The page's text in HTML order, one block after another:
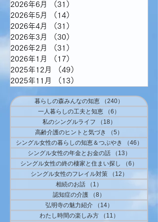
2026年6月
（31）
2026年5月
（14）
2026年4月
（31）
2026年3月
（30）
2026年2月
（31）
2026年1月
（17）
2025年12月
（49）
2025年11月
（13）
暮らしの森みんなの知恵 （240）
240件の記事
一人暮らしの工夫と知恵
（6）
私のシングルライフ
（18）
高齢介護のヒントと気づき
（5）
シングル女性の暮らしの知恵＆つぶやき
（46）
シングル女性の年金とお金の話
（13）
シングル女性の終の棲家と住まい探し
（6）
シングル女性のフレイル対策
（12）
相続のお話
（1）
認知症の介護
（8）
弘明寺の魅力紹介
（14）
わたし時間の楽しみ方
（11）